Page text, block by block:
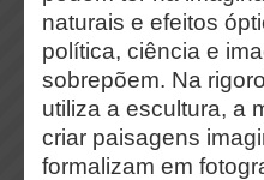
naturais e efeitos
política, ciência e
sobrepõem. Na
utiliza a escultura, a
criar paisagens
formalizam em